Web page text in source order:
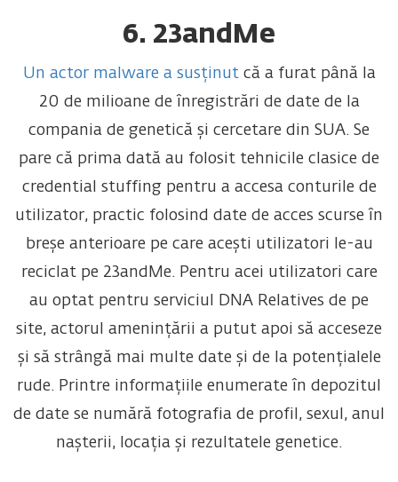
6. 23andMe
Un actor malware a susținutcă a furat până la
20 de milioane de înregistrări de date de la
compania de genetică și cercetare din SUA. Se
pare că prima dată au folosit tehnicile clasice de
credential stuffing pentru a accesa conturile de
utilizator, practic folosind date de acces scurse în
breșe anterioare pe care acești utilizatori le-au
reciclat pe 23andMe. Pentru acei utilizatori care
au optat pentru serviciul DNA Relatives de pe
site, actorul amenințării a putut apoi să acceseze
și să strângă mai multe date și de la potențialele
rude. Printre informațiile enumerate în depozitul
de date se numără fotografia de profil, sexul, anul
nașterii, locația și rezultatele genetice.